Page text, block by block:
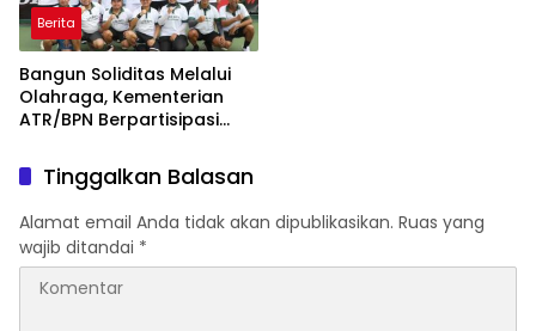
Berita
Bangun Soliditas Melalui
Olahraga, Kementerian
ATR/BPN Berpartisipasi
Piala Gubernur DKI Jakarta
2026Tinggalkan Balasan
Alamat email Anda tidak akan dipublikasikan. Ruas yang
wajib ditandai *